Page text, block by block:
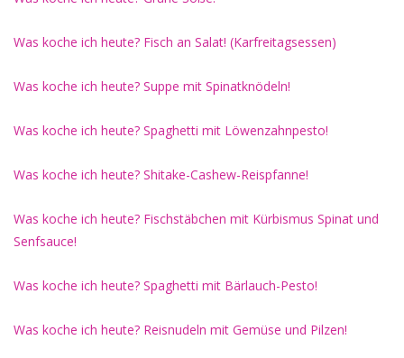
Was koche ich heute? Fisch an Salat! (Karfreitagsessen)
Was koche ich heute? Suppe mit Spinatknödeln!
Was koche ich heute? Spaghetti mit Löwenzahnpesto!
Was koche ich heute? Shitake-Cashew-Reispfanne!
Was koche ich heute? Fischstäbchen mit Kürbismus Spinat und
Senfsauce!
Was koche ich heute? Spaghetti mit Bärlauch-Pesto!
Was koche ich heute? Reisnudeln mit Gemüse und Pilzen!